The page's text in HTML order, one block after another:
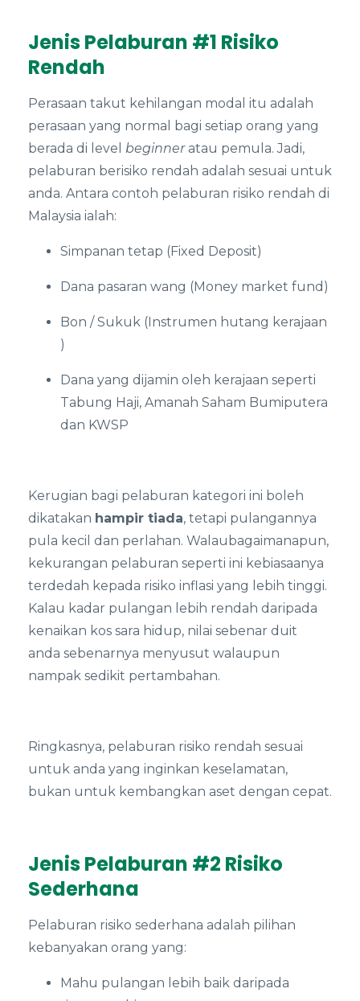
Jenis Pelaburan #1 Risiko
Rendah
Perasaan takut kehilangan modal itu adalah
perasaan yang normal bagi setiap orang yang
berada di level beginneratau pemula. Jadi,
pelaburan berisiko rendah adalah sesuai untuk
anda. Antara contoh pelaburan risiko rendah di
Malaysia ialah:
Simpanan tetap (Fixed Deposit)
Dana pasaran wang (Money market fund)
Bon / Sukuk (Instrumen hutang kerajaan
)
Dana yang dijamin oleh kerajaan seperti
Tabung Haji, Amanah Saham Bumiputera
dan KWSP
Kerugian bagi pelaburan kategori ini boleh
dikatakan hampir tiada, tetapi pulangannya
pula kecil dan perlahan. Walaubagaimanapun,
kekurangan pelaburan seperti ini kebiasaanya
terdedah kepada risiko inflasi yang lebih tinggi.
Kalau kadar pulangan lebih rendah daripada
kenaikan kos sara hidup, nilai sebenar duit
anda sebenarnya menyusut walaupun
nampak sedikit pertambahan.
Ringkasnya, pelaburan risiko rendah sesuai
untuk anda yang inginkan keselamatan,
bukan untuk kembangkan aset dengan cepat.
Jenis Pelaburan #2 Risiko
Sederhana
Pelaburan risiko sederhana adalah pilihan
kebanyakan orang yang:
Mahu pulangan lebih baik daripada